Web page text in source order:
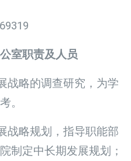
室职责及人员
战略的调查研究，为学
。
战略规划，指导职能部
制定中长期发展规划；